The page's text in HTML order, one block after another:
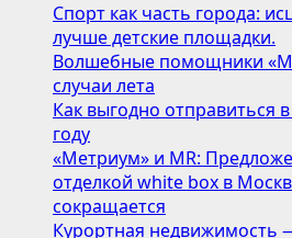
Спорт как часть города:
лучше детские площадки.
Волшебные помощники
случаи лета
Как выгодно отправиться
году
«Метриум» и MR:
отделкой white box в
сокращается
Курортная недвижимость